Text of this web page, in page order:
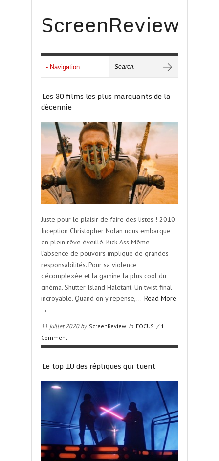
ScreenReview
Les 30 films les plus marquants de la
décennie
Juste pour le plaisir de faire des listes ! 2010
Inception Christopher Nolan nous embarque
en plein rêve éveillé. Kick Ass Même
l’absence de pouvoirs implique de grandes
responsabilités. Pour sa violence
décomplexée et la gamine la plus cool du
cinéma. Shutter Island Haletant. Un twist final
incroyable. Quand on y repense,… Read More
→
11 juillet 2020 by ScreenReview in FOCUS / 1
Comment
Le top 10 des répliques qui tuent